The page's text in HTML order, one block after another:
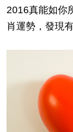
2016真能如你
肖運勢，發現